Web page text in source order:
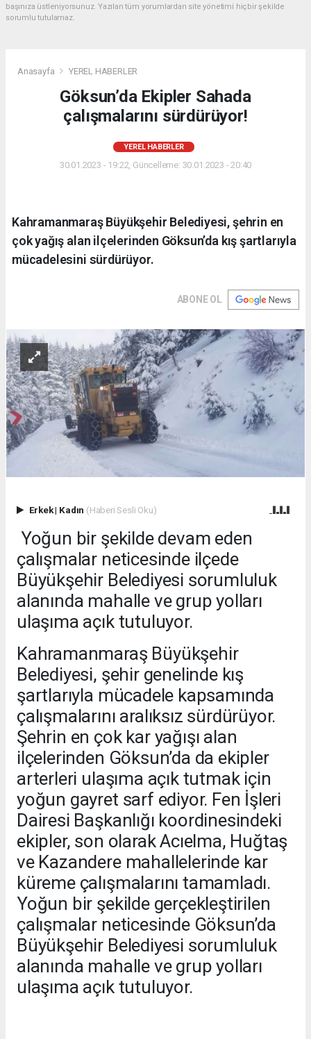
başınıza üstleniyorsunuz. Yazılan tüm yorumlardan site yönetimi hiçbir şekilde
sorumlu tutulamaz.
Anasayfa YEREL HABERLER
Göksun’da Ekipler Sahada
çalışmalarını sürdürüyor!
YEREL HABERLER
30.01.2023 - 19:22, Güncelleme: 30.01.2023 - 20:40
Kahramanmaraş Büyükşehir Belediyesi, şehrin en
çok yağış alan ilçelerinden Göksun’da kış şartlarıyla
mücadelesini sürdürüyor.
ABONE OL
Erkek| Kadın (Haberi Sesli Oku)
Yoğun bir şekilde devam eden
çalışmalar neticesinde ilçede
Büyükşehir Belediyesi sorumluluk
alanında mahalle ve grup yolları
ulaşıma açık tutuluyor.
Kahramanmaraş Büyükşehir
Belediyesi, şehir genelinde kış
şartlarıyla mücadele kapsamında
çalışmalarını aralıksız sürdürüyor.
Şehrin en çok kar yağışı alan
ilçelerinden Göksun’da da ekipler
arterleri ulaşıma açık tutmak için
yoğun gayret sarf ediyor. Fen İşleri
Dairesi Başkanlığı koordinesindeki
ekipler, son olarak Acıelma, Huğtaş
ve Kazandere mahallelerinde kar
küreme çalışmalarını tamamladı.
Yoğun bir şekilde gerçekleştirilen
çalışmalar neticesinde Göksun’da
Büyükşehir Belediyesi sorumluluk
alanında mahalle ve grup yolları
ulaşıma açık tutuluyor.